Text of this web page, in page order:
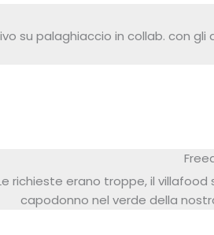
su palaghiaccio in collab. con gli
richieste erano troppe, il
capodonno nel verde della